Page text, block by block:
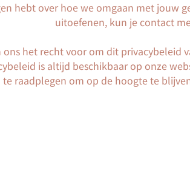
hebt over hoe we omgaan met jouw
uitoefenen, kun je contact
het recht voor om dit privacybeleid
is altijd beschikbaar op onze
te raadplegen om op de hoogte te